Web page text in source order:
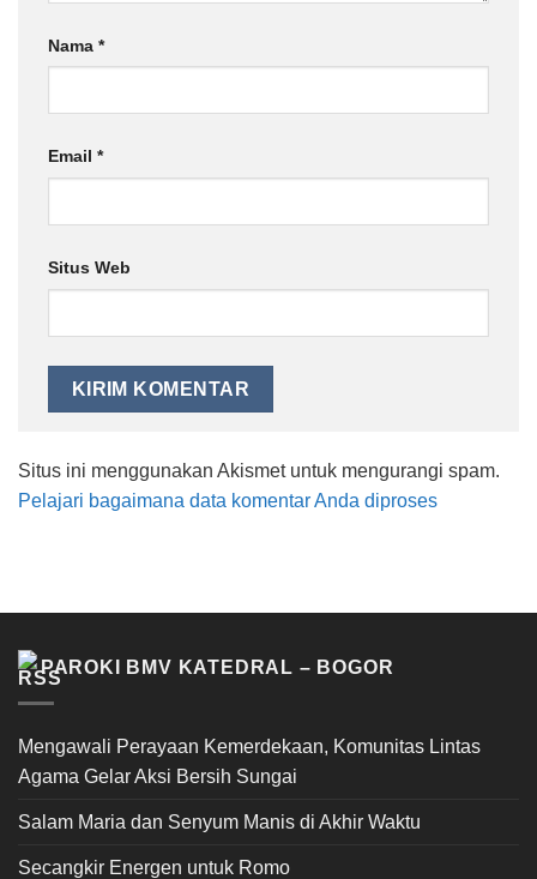
Nama *
Email *
Situs Web
Situs ini menggunakan Akismet untuk mengurangi spam.
Pelajari bagaimana data komentar Anda diproses
PAROKI BMV KATEDRAL – BOGOR
Mengawali Perayaan Kemerdekaan, Komunitas Lintas
Agama Gelar Aksi Bersih Sungai
Salam Maria dan Senyum Manis di Akhir Waktu
Secangkir Energen untuk Romo